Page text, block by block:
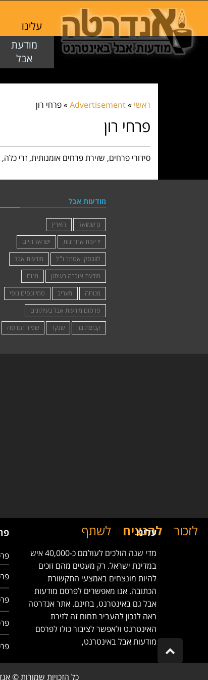
עלינו
מודעת
אבל
ראשי »
Advertisement
» פרחי רון
פרחי רון
סידורי פרחים, שזירת פרחים אומנותית, זרי
מודעות אבל
גן שמואל
הארץ
ידיעות אחרונות
ישראל היום
לזובסקי אסתר ז״ל
מודעות אבל
מודעת אזכרה בעיתון
מנוח
מנוחה
מעריב
סמי ונסים נופי
פרסום מודעות אבל בעיתונים
קבוצת בזן
שנקר שפיר הנדסה
לזכור להנציח לשתף עלינו
מדי שנה הולכים לעולמם כ-40,000 איש
במדינת ישראל. רק מעטים מהם זוכים
להיות מונצחים באמצעי התקשורת
הכתובה. אנו מאפשרים לפרסם מודעות
אבל גם באינטרנט, בחינם. אתר אנדרטה
ראה לנכון להעביר תחום זה לזירת
האינטרנט ולאפשר לציבור כולו לפרסם
מודעות אבל באינטרנט,
כל הזכויות שמורות ©
to